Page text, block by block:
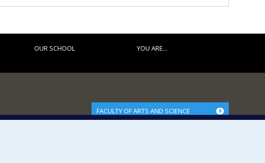
OUR SCHOOL YOU ARE...
FACULTY OF ARTS AND SCIENCE